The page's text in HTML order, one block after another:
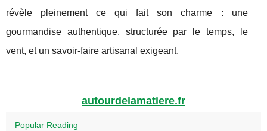
révèle pleinement ce qui fait son charme : une
gourmandise authentique, structurée par le temps, le
vent, et un savoir-faire artisanal exigeant.
autourdelamatiere.fr
Popular Reading